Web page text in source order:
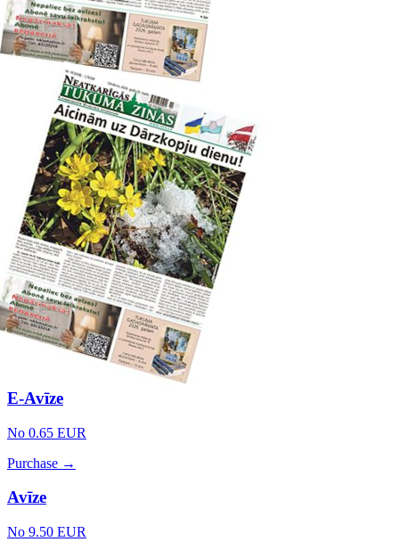
E-Avīze
No 0.65 EUR
Purchase →
Avīze
No 9.50 EUR